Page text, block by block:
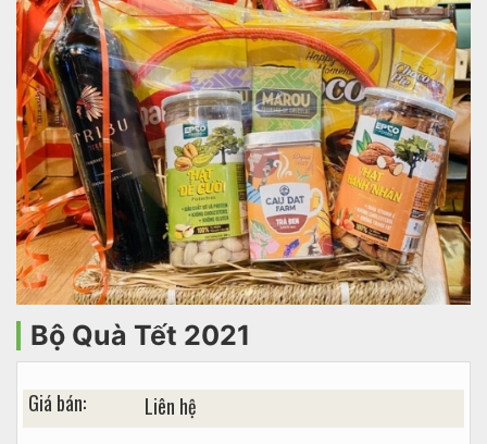
Bộ Quà Tết 2021
Giá bán: Liên hệ